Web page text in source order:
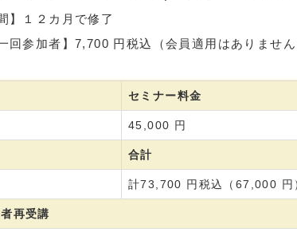
】１２カ月で修了
回参加者】7,700 円税込（会員適用はありません
セミナー料金
45,000 円
合計
計73,700 円税込（67,000 円
再受講